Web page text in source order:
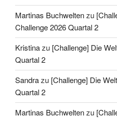
Martinas Buchweltenzu
Challenge 2026 Quartal 2
Kristinazu [Challenge] Die
Quartal 2
Sandrazu [Challenge] Die
Quartal 2
Martinas Buchweltenzu